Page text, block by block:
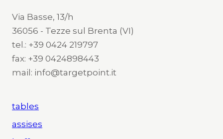
Via Basse, 13/h
36056 - Tezze sul Brenta (VI)
tel.: +39 0424 219797
fax: +39 0424898443
mail: info@targetpoint.it
tables
assises